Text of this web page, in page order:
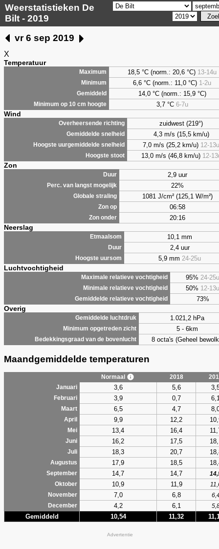
Weerstatistieken De
Bilt - 2019
vr 6 sep 2019
X
Temperatuur
Maximum 18,5 °C (norm.: 20,6 °C) 13-14u
Minimum 6,6 °C (norm.: 11,0 °C) 1-2u
Gemiddeld 14,0 °C (norm.: 15,9 °C)
Minimum op 10 cm hoogte 3,7°C 6-7u
Wind
Overheersende richting zuidwest (219°)
Gemiddelde snelheid 4,3 m/s (15,5 km/u)
Hoogste uurgemiddelde snelheid 7,0 m/s (25,2 km/u) 12-13u
Hoogste stoot 13,0 m/s (46,8 km/u) 12-
Zon
Duur 2,9 uur
Perc. van langst mogelijk 22%
Globale straling 1081 J/cm² (125,1 W/m²)
Zon op 06:58
Zon onder 20:16
Neerslag
Etmaalsom 10,1 mm
Duur 2,4 uur
Hoogste uursom 5,9 mm 24-25u
Luchtvochtigheid
Maximale relatieve vochtigheid 95% 24-25u
Minimale relatieve vochtigheid 50% 12-13u
Gemiddelde relatieve vochtigheid 73%
Overig
Gemiddelde luchtdruk 1.021,2 hPa
Minimum opgetreden zicht 5 - 6km
Bedekkingsgraad van de bovenlucht 8 octa's (Geheel
Maandgemiddelde temperaturen
Normaal 2018
Januari
3,6 5,6
Februari 3,9 0,7
Maart 6,5 4,7
April 9,9 12,2
Mei 13,4 16,4
Juni 16,2 17,5
Juli 18,3 20,7
Augustus 17,9 18,5
September 14,7 14,7
Oktober
10,9 11,9
November
7,0 6,8
December
4,2 6,1
Gemiddeld 10,54 11,32
Advertentie